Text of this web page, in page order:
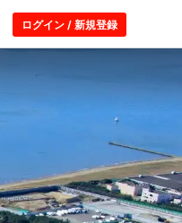
ログイン / 新規登録